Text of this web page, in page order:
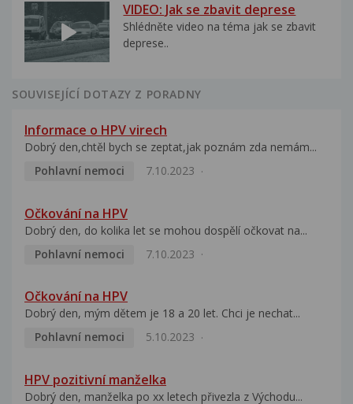
VIDEO: Jak se zbavit deprese
Shlédněte video na téma jak se zbavit
deprese..
SOUVISEJÍCÍ DOTAZY Z PORADNY
Informace o HPV virech
Dobrý den,chtěl bych se zeptat,jak poznám zda nemám...
Pohlavní nemoci
7.10.2023
Očkování na HPV
Dobrý den, do kolika let se mohou dospělí očkovat na...
Pohlavní nemoci
7.10.2023
Očkování na HPV
Dobrý den, mým dětem je 18 a 20 let. Chci je nechat...
Pohlavní nemoci
5.10.2023
HPV pozitivní manželka
Dobrý den, manželka po xx letech přivezla z Východu...